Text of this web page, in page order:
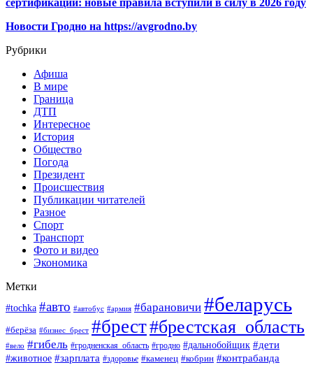
Новости Гродно на https://avgrodno.by
Рубрики
Афиша
В мире
Граница
ДТП
Интересное
История
Общество
Погода
Президент
Происшествия
Публикации читателей
Разное
Спорт
Транспорт
Фото и видео
Экономика
Метки
#tochka #авто #автобус #армия #барановичи #беларусь
#берёза #бизнес_брест #брест#брестская_область
#вело #гибель #гродненская_область #гродно #дальнобойщик #дети
#животное #зарплата #здоровье #каменец #кобрин #контрабанда